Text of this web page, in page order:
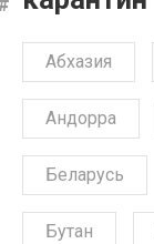
Абхазия
Андорра
Беларусь
Бутан